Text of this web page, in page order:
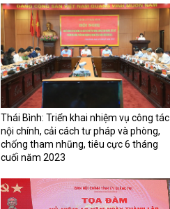
Thái Bình: Triển khai nhiệm vụ công tác
nội chính, cải cách tư pháp và phòng,
chống tham nhũng, tiêu cực 6 tháng
cuối năm 2023